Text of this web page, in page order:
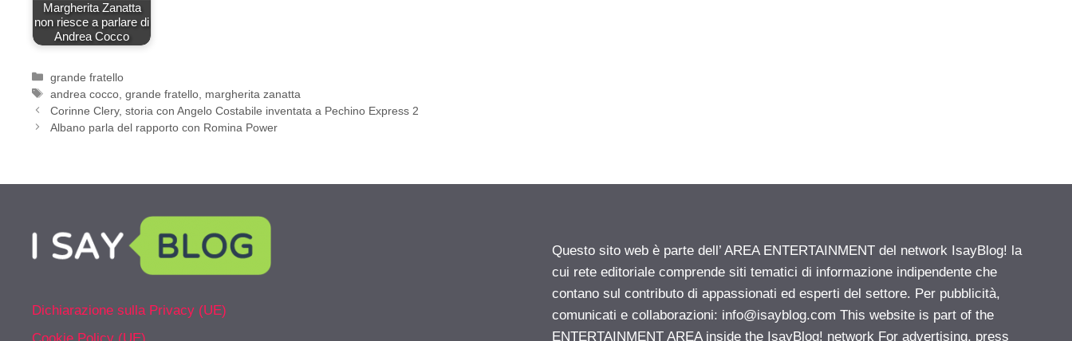
Margherita Zanatta
non riesce a parlare di
Andrea Cocco
Categorie
grande fratello
Tag
andrea cocco ,grande fratello margherita zanatta
Corinne Clery, storia con Angelo Costabile inventata a Pechino Express 2
Albano parla del rapporto con Romina Power
Dichiarazione sulla Privacy (UE)
Questo sito web è parte dell’ AREA ENTERTAINMENT del network IsayBlog! la
cui rete editoriale comprende siti tematici di informazione indipendente che
contano sul contributo di appassionati ed esperti del settore. Per pubblicità,
comunicati e collaborazioni: info@isayblog.com This website is part of the
ENTERTAINMENT AREA inside the IsayBlog! network For advertising, press